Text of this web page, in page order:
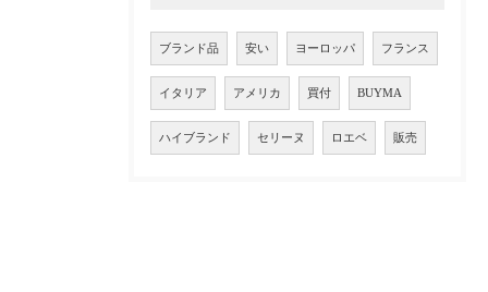
ブランド品 安い ヨーロッパ フランス
イタリア アメリカ 買付 BUYMA
ハイブランド セリーヌ ロエベ 販売